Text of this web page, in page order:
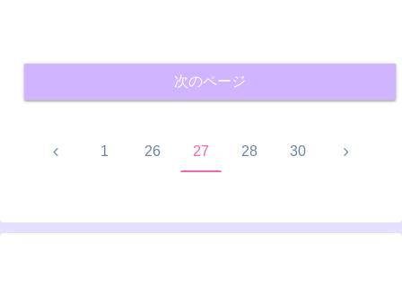
次のページ
前 1 26 27 28 30 次